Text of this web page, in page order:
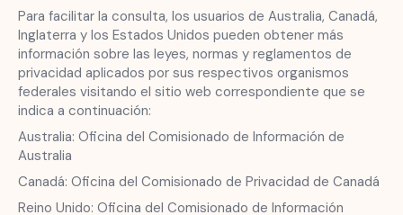
Para facilitar la consulta, los usuarios de Australia, Canadá,
Inglaterra y los Estados Unidos pueden obtener más
información sobre las leyes, normas y reglamentos de
privacidad aplicados por sus respectivos organismos
federales visitando el sitio web correspondiente que se
indica a continuación:
Australia: Oficina del Comisionado de Información de
Australia
Canadá: Oficina del Comisionado de Privacidad de Canadá
Reino Unido: Oficina del Comisionado de Información